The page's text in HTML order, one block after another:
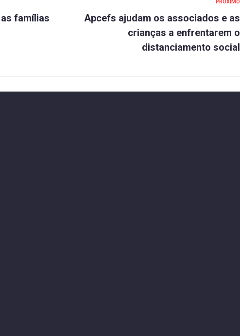
famílias
PRÓXIMO
Apcefs ajudam os associados e as
crianças a enfrentarem o
distanciamento social